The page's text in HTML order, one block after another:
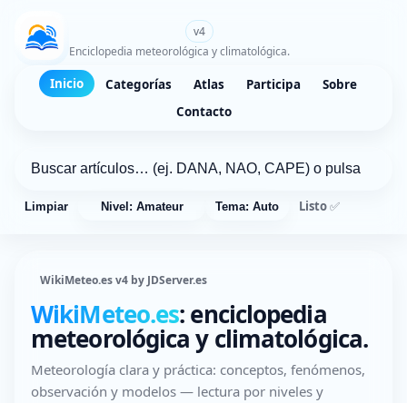
v4
Enciclopedia meteorológica y climatológica.
Inicio Categorías Atlas Participa
Sobre
Contacto
Limpiar Nivel: Amateur Tema: Auto Listo ✅
WikiMeteo.es v4 by JDServer.es
WikiMeteo.es: enciclopedia
meteorológica y climatológica.
Meteorología clara y práctica: conceptos, fenómenos,
observación y modelos — lectura por niveles y